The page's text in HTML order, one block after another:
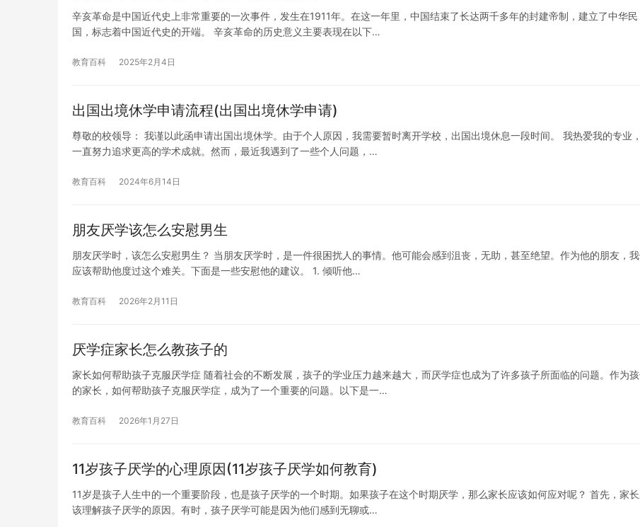
辛亥革命是中国近代史上非常重要的一次事件，发生在1911年。在这一年里，中国结束了长达两千多年的封建帝制，建立了中华民
国，标志着中国近代史的开端。 辛亥革命的历史意义主要表现在以下…
教育百科 2025年2月4日
出国出境休学申请流程(出国出境休学申请)
尊敬的校领导： 我谨以此函申请出国出境休学。由于个人原因，我需要暂时离开学校，出国出境休息一段时间。 我热爱我的专业
一直努力追求更高的学术成就。然而，最近我遇到了一些个人问题，…
教育百科 2024年6月14日
朋友厌学该怎么安慰男生
朋友厌学时，该怎么安慰男生？ 当朋友厌学时，是一件很困扰人的事情。他可能会感到沮丧，无助，甚至绝望。作为他的朋友，
应该帮助他度过这个难关。下面是一些安慰他的建议。 1. 倾听他…
教育百科 2026年2月11日
厌学症家长怎么教孩子的
家长如何帮助孩子克服厌学症 随着社会的不断发展，孩子的学业压力越来越大，而厌学症也成为了许多孩子所面临的问题。作为
的家长，如何帮助孩子克服厌学症，成为了一个重要的问题。以下是一…
教育百科 2026年1月27日
11岁孩子厌学的心理原因(11岁孩子厌学如何教育)
11岁是孩子人生中的一个重要阶段，也是孩子厌学的一个时期。如果孩子在这个时期厌学，那么家长应该如何应对呢？ 首先，家
该理解孩子厌学的原因。有时，孩子厌学可能是因为他们感到无聊或…